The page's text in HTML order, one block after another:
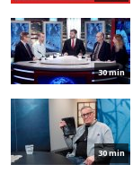
30 min
30 min